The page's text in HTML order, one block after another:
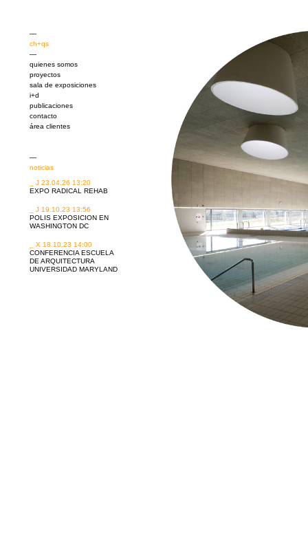
—
ch+qs
—
quienes somos
proyectos
sala de exposiciones
i+d
publicaciones
contacto
área clientes
—
noticias
_ J 23.04.26 13:20
EXPO RADICAL REHAB
_ J 19.10.23 13:56
POLIS EXPOSICION EN
WASHINGTON DC
_ X 18.10.23 14:00
CONFERENCIA ESCUELA
DE ARQUITECTURA
UNIVERSIDAD MARYLAND